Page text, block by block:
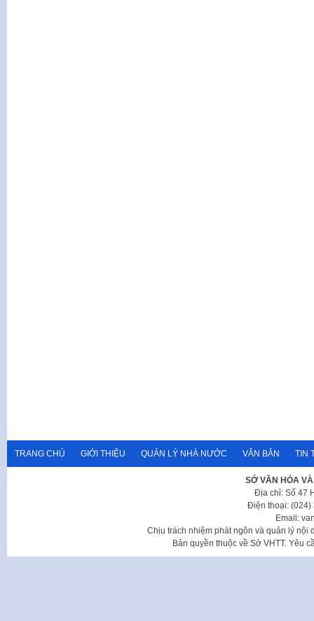
TRANG CHỦ GIỚI THIỆU QUẢN LÝ NHÀ NƯỚC VĂN BẢN TIN
SỞ VĂN HÓA
Địa chỉ: Số 47
Điện thoại: (024)
Email:
Chịu trách nhiệm phát ngôn và quản lý nội
Bản quyền thuộc về Sở VHTT. Yêu